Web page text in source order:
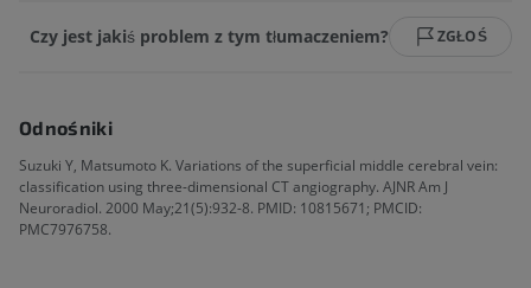
Czy jest jakiś problem z tym tłumaczeniem? ZGŁOŚ
Odnośniki
Suzuki Y, Matsumoto K. Variations of the superficial middle cerebral vein:
classification using three-dimensional CT angiography. AJNR Am J
Neuroradiol. 2000 May;21(5):932-8. PMID: 10815671; PMCID:
PMC7976758.